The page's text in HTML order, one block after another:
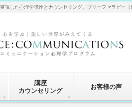
視した心理学講座とカウンセリング。ブリーフセラピー
講座
カウンセリング
お客様の声